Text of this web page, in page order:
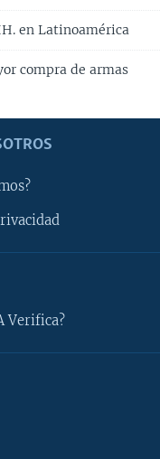
en Latinoamérica
compra de armas
Verifica?